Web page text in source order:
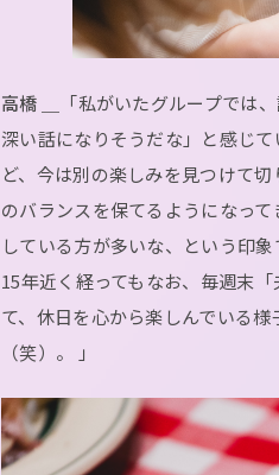
高橋 ＿
「私がいたグループでは
深い話になりそうだな」と感じ
ど、今は別の楽しみを見つけて
のバランスを保てるようになっ
している方が多いな、という印
15年近く経ってもなお、毎週末
て、休日を心から楽しんでいる
（笑）。 」